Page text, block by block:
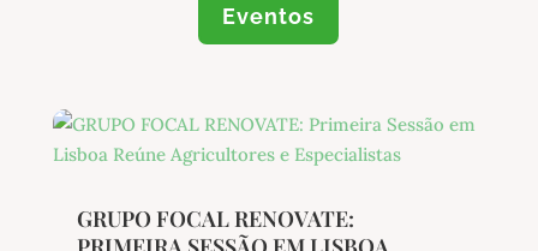
Eventos
GRUPO FOCAL RENOVATE: